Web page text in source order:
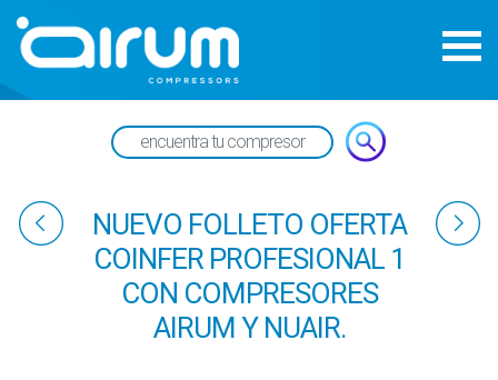
NUEVO FOLLETO OFERTA
COINFER PROFESIONAL 1
CON COMPRESORES
AIRUM Y NUAIR.